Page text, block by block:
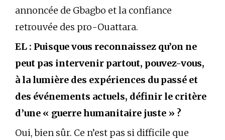
annoncée de Gbagbo et la confiance
retrouvée des pro-Ouattara.
EL : Puisque vous reconnaissez qu’on ne
peut pas intervenir partout, pouvez-vous,
à la lumière des expériences du passé et
des événements actuels, définir le critère
d’une « guerre humanitaire juste » ?
Oui, bien sûr. Ce n’est pas si difficile que